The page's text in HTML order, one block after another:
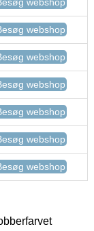
webshop
webshop
webshop
webshop
webshop
webshop